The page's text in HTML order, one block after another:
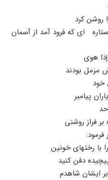
روشن کرد
ای که فرود آمد از آسمان
هوی
مزمل بودند
خود
پیامبر
بر فراز روشنی
فرمود:
با رختهای خونین
دفن کنید
ایشان شاهدم